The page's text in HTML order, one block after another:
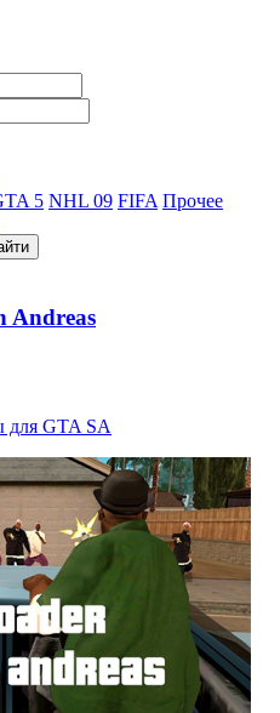
5 NHL 09 FIFA Прочее
Andreas
для GTA SA